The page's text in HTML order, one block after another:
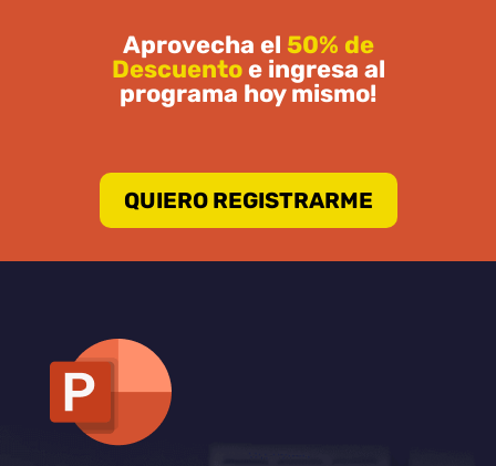
Aprovecha el 50% de
Descuento e ingresa al
programa hoy mismo!
QUIERO REGISTRARME